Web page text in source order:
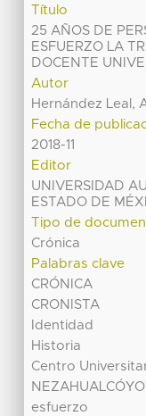
Título
25 AÑOS DE
ESFUERZO LA
DOCENTE
Autor
Hernández Leal,
Fecha de
2018-11
Editor
UNIVERSIDAD
ESTADO DE
Tipo de
Crónica
Palabras clave
CRÓNICA
CRONISTA
Identidad
Historia
Centro
esfuerzo